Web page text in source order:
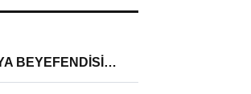
BEYEFENDİSİ…